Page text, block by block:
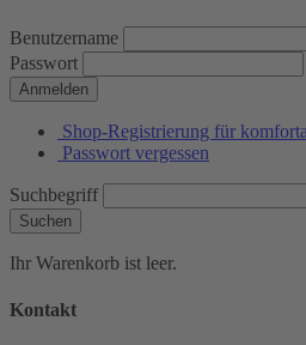
Benutzername
Passwort
Anmelden
Shop-Registrierung für
Passwort vergessen
Suchbegriff
Suchen
Ihr Warenkorb ist leer.
Kontakt